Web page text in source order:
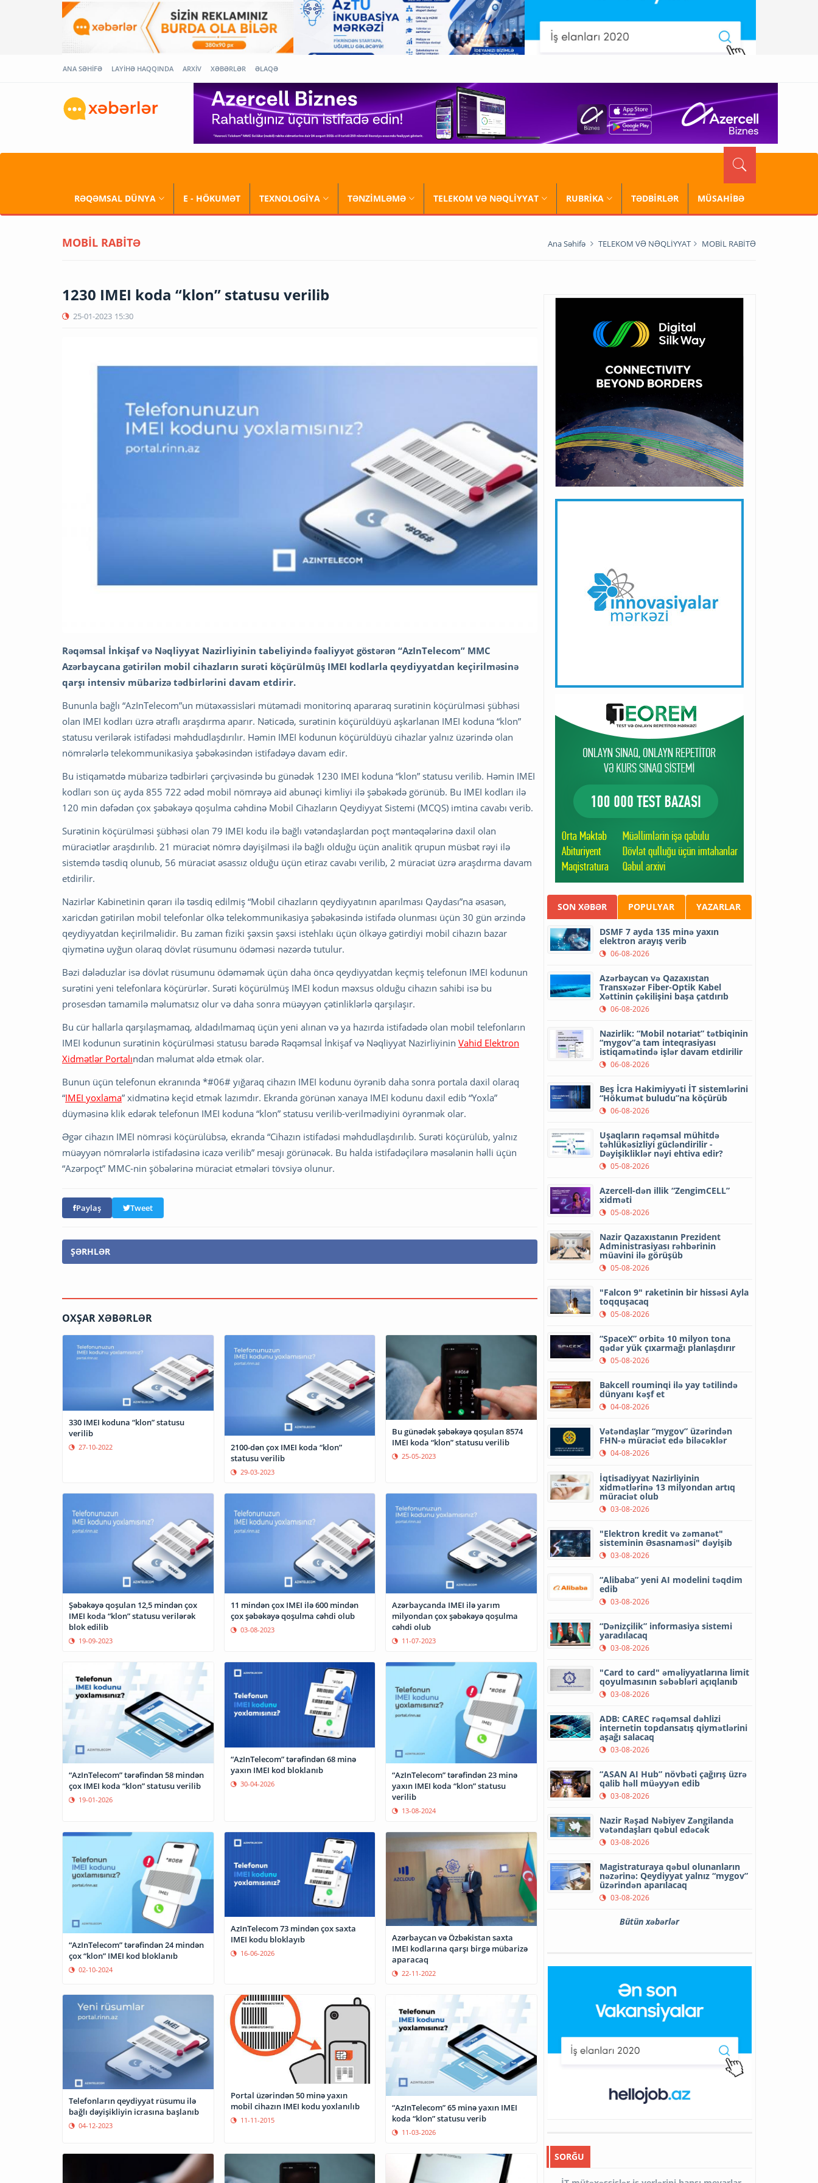
ANA SƏHİFƏ LAYİHƏ HAQQINDA ARXİV XƏBƏRLƏR ƏLAQƏ
RƏQƏMSAL DÜNYA E - HÖKUMƏT TEXNOLOGİYA TƏNZİMLƏMƏ TELEKOM VƏ NƏQLİYYAT RUBRİKA TƏDBİRLƏR MÜSAHİBƏ
MOBİL RABİTƏ Ana Səhifə TELEKOM VƏ NƏQLİYYAT MOBİL RABİTƏ
1230 IMEI koda “klon” statusu verilib
25-01-2023 15:30
Rəqəmsal İnkişaf və Nəqliyyat Nazirliyinin tabeliyində fəaliyyət göstərən “AzInTelecom” MMC
Azərbaycana gətirilən mobil cihazların surəti köçürülmüş IMEI kodlarla qeydiyyatdan keçirilməsinə
qarşı intensiv mübarizə tədbirlərini davam etdirir.
Bununla bağlı “AzInTelecom”un mütəxəssisləri mütəmadi monitorinq apararaq surətinin köçürülməsi şübhəsi
olan IMEI kodları üzrə ətraflı araşdırma aparır. Nəticədə, surətinin köçürüldüyü aşkarlanan IMEI koduna “klon”
statusu verilərək istifadəsi məhdudlaşdırılır. Həmin IMEI kodunun köçürüldüyü cihazlar yalnız üzərində olan
nömrələrlə telekommunikasiya şəbəkəsindən istifadəyə davam edir.
Bu istiqamətdə mübarizə tədbirləri çərçivəsində bu günədək 1230 IMEI koduna “klon” statusu verilib. Həmin IMEI
kodları son üç ayda 855 722 ədəd mobil nömrəyə aid abunəçi kimliyi ilə şəbəkədə görünüb. Bu IMEI kodları ilə
120 min dəfədən çox şəbəkəyə qoşulma cəhdinə Mobil Cihazların Qeydiyyat Sistemi (MCQS) imtina cavabı verib.
Surətinin köçürülməsi şübhəsi olan 79 IMEI kodu ilə bağlı vətəndaşlardan poçt məntəqələrinə daxil olan
müraciətlər araşdırılıb. 21 müraciət nömrə dəyişilməsi ilə bağlı olduğu üçün analitik qrupun müsbət rəyi ilə
sistemdə təsdiq olunub, 56 müraciət əsassız olduğu üçün etiraz cavabı verilib, 2 müraciət üzrə araşdırma davam
etdirilir.
Nazirlər Kabinetinin qərarı ilə təsdiq edilmiş “Mobil cihazların qeydiyyatının aparılması Qaydası”na əsasən,
xaricdən gətirilən mobil telefonlar ölkə telekommunikasiya şəbəkəsində istifadə olunması üçün 30 gün ərzində
qeydiyyatdan keçirilməlidir. Bu zaman fiziki şəxsin şəxsi istehlakı üçün ölkəyə gətirdiyi mobil cihazın bazar
qiymətinə uyğun olaraq dövlət rüsumunu ödəməsi nəzərdə tutulur.
Bəzi dələduzlar isə dövlət rüsumunu ödəməmək üçün daha öncə qeydiyyatdan keçmiş telefonun IMEI kodunun
surətini yeni telefonlara köçürürlər. Surəti köçürülmüş IMEI kodun məxsus olduğu cihazın sahibi isə bu
prosesdən tamamilə məlumatsız olur və daha sonra müəyyən çətinliklərlə qarşılaşır.
Bu cür hallarla qarşılaşmamaq, aldadılmamaq üçün yeni alınan və ya hazırda istifadədə olan mobil telefonların
IMEI kodunun surətinin köçürülməsi statusu barədə Rəqəmsal İnkişaf və Nəqliyyat Nazirliyinin Vahid Elektron
Xidmətlər Portalından məlumat əldə etmək olar.
Bunun üçün telefonun ekranında *#06# yığaraq cihazın IMEI kodunu öyrənib daha sonra portala daxil olaraq
“IMEI yoxlama” xidmətinə keçid etmək lazımdır. Ekranda görünən xanaya IMEI kodunu daxil edib “Yoxla”
düyməsinə klik edərək telefonun IMEI koduna “klon” statusu verilib-verilmədiyini öyrənmək olar.
Əgər cihazın IMEI nömrəsi köçürülübsə, ekranda “Cihazın istifadəsi məhdudlaşdırılıb. Surəti köçürülüb, yalnız
müəyyən nömrələrlə istifadəsinə icazə verilib” mesajı görünəcək. Bu halda istifadəçilərə məsələnin həlli üçün
“Azərpoçt” MMC-nin şöbələrinə müraciət etmələri tövsiyə olunur.
Paylaş Tweet
ŞƏRHLƏR
OXŞAR XƏBƏRLƏR
330 IMEI koduna “klon” statusu
verilib
27-10-2022
2100-dən çox IMEI koda “klon”
statusu verilib
29-03-2023
Bu günədək şəbəkəyə qoşulan 8574
IMEI koda “klon” statusu verilib
25-05-2023
Şəbəkəyə qoşulan 12,5 mindən çox
IMEI koda “klon” statusu verilərək
blok edilib
19-09-2023
11 mindən çox IMEI ilə 600 mindən
çox şəbəkəyə qoşulma cəhdi olub
03-08-2023
Azərbaycanda IMEI ilə yarım
milyondan çox şəbəkəyə qoşulma
cəhdi olub
11-07-2023
“AzInTelecom” tərəfindən 58 mindən
çox IMEI koda “klon” statusu verilib
19-01-2026
“AzInTelecom” tərəfindən 68 minə
yaxın IMEI kod bloklanıb
30-04-2026
“AzInTelecom” tərəfindən 23 minə
yaxın IMEI koda “klon” statusu
verilib
13-08-2024
“AzInTelecom” tərəfindən 24 mindən
çox “klon” IMEI kod bloklanıb
02-10-2024
AzInTelecom 73 mindən çox saxta
IMEI kodu bloklayıb
16-06-2026
Azərbaycan və Özbəkistan saxta
IMEI kodlarına qarşı birgə mübarizə
aparacaq
22-11-2022
Telefonların qeydiyyat rüsumu ilə
bağlı dəyişikliyin icrasına başlanıb
04-12-2023
Portal üzərindən 50 minə yaxın
mobil cihazın IMEI kodu yoxlanılıb
11-11-2015
“AzInTelecom” 65 minə yaxın IMEI
koda “klon” statusu verib
11-03-2026
SON XƏBƏR POPULYAR YAZARLAR
DSMF 7 ayda 135 minə yaxın
elektron arayış verib
06-08-2026
Azərbaycan və Qazaxıstan
Transxəzər Fiber-Optik Kabel
Xəttinin çəkilişini başa çatdırıb
06-08-2026
Nazirlik: “Mobil notariat” tətbiqinin
“mygov”a tam inteqrasiyası
istiqamətində işlər davam etdirilir
06-08-2026
Beş İcra Hakimiyyəti İT sistemlərini
“Hökumət buludu”na köçürüb
06-08-2026
Uşaqların rəqəmsal mühitdə
təhlükəsizliyi gücləndirilir -
Dəyişikliklər nəyi ehtiva edir?
05-08-2026
Azercell-dən illik “ZengimCELL”
xidməti
05-08-2026
Nazir Qazaxıstanın Prezident
Administrasiyası rəhbərinin
müavini ilə görüşüb
05-08-2026
"Falcon 9" raketinin bir hissəsi Ayla
toqquşacaq
05-08-2026
“SpaceX” orbitə 10 milyon tona
qədər yük çıxarmağı planlaşdırır
05-08-2026
Bakcell rouminqi ilə yay tətilində
dünyanı kəşf et
04-08-2026
Vətəndaşlar “mygov” üzərindən
FHN-ə müraciət edə biləcəklər
04-08-2026
İqtisadiyyat Nazirliyinin
xidmətlərinə 13 milyondan artıq
müraciət olub
03-08-2026
"Elektron kredit və zəmanət"
sisteminin Əsasnaməsi" dəyişib
03-08-2026
“Alibaba” yeni AI modelini təqdim
edib
03-08-2026
“Dənizçilik” informasiya sistemi
yaradılacaq
03-08-2026
"Card to card" əməliyyatlarına limit
qoyulmasının səbəbləri açıqlanıb
03-08-2026
ADB: CAREC rəqəmsal dəhlizi
internetin topdansatış qiymətlərini
aşağı salacaq
03-08-2026
“ASAN AI Hub” növbəti çağırış üzrə
qalib həll müəyyən edib
03-08-2026
Nazir Rəşad Nəbiyev Zəngilanda
vətəndaşları qəbul edəcək
03-08-2026
Magistraturaya qəbul olunanların
nəzərinə: Qeydiyyat yalnız “mygov”
üzərindən aparılacaq
03-08-2026
Bütün xəbərlər
SORĞU